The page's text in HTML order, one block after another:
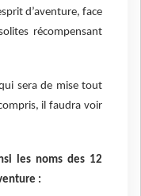
d’aventure, face
récompensant
sera de mise tout
il faudra voir
les noms des 12
: